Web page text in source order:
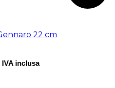
22 cm
IVA inclusa